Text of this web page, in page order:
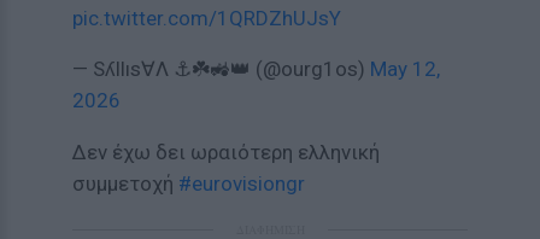
pic.twitter.com/1QRDZhUJsY
— Sʎllıs∀Λ ⚓☘️🚜👑 (@ourg1os) May 12,
2026
Δεν έχω δει ωραιότερη ελληνική
συμμετοχή #eurovisiongr